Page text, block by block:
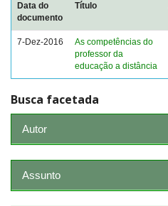
Data do
documento
Título
7-Dez-2016
As competências do
professor da
educação a distância
Busca facetada
Autor
Assunto